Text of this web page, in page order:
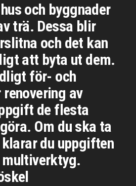
och byggnader
trä. Dessa blir
och det kan
att byta ut dem.
för- och
av
de flesta
Om du ska ta
du uppgiften